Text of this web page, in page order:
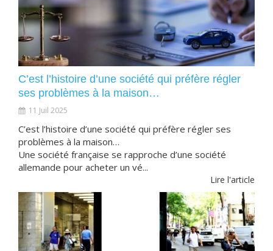
C’est l’histoire d’une société qui préfère régler
ses problèmes à la maison…
11 Juil 2025
C’est l’histoire d’une société qui préfère régler ses
problèmes à la maison…
Une société française se rapproche d’une société
allemande pour acheter un vé...
Lire l'article